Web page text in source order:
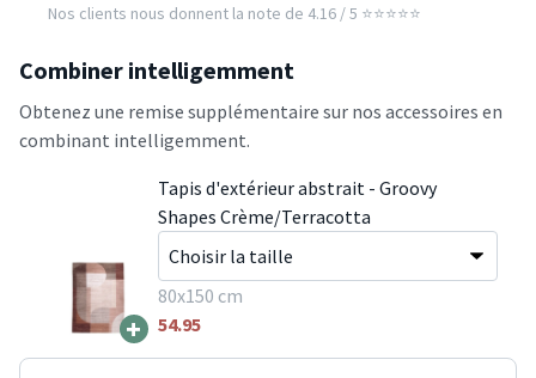
Nos clients nous donnent la note de 4.16 / 5 ⭐️⭐️⭐️⭐️⭐️
Combiner intelligemment
Obtenez une remise supplémentaire sur nos accessoires en
combinant intelligemment.
+
Tapis d'extérieur abstrait - Groovy
Shapes Crème/Terracotta
80x150 cm
54.95